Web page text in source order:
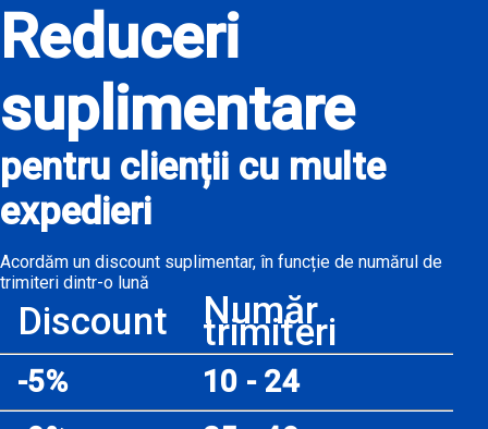
Reduceri
suplimentare
pentru clienții cu multe
expedieri
Acordăm un discount suplimentar, în funcție de numărul de
trimiteri dintr-o lună
Discount Număr
trimiteri
-5%
10 - 24